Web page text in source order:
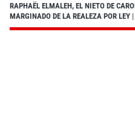
RAPHAËL ELMALEH, EL NIETO DE
MARGINADO DE LA REALEZA POR LEY